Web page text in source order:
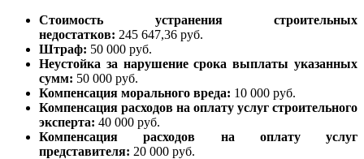
Стоимость устранения строительных
недостатков: 245 647,36 руб.
Штраф: 50 000 руб.
Неустойка за нарушение срока выплаты указанных
сумм: 50 000 руб.
Компенсация морального вреда: 10 000 руб.
Компенсация расходов на оплату услуг строительного
эксперта: 40 000 руб.
Компенсация расходов на оплату услуг
представителя: 20 000 руб.